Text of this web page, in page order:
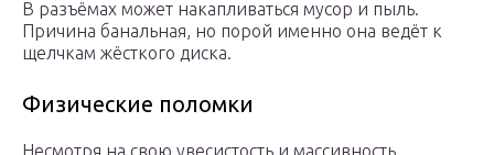
В разъёмах может накапливаться мусор и пыль.
Причина банальная, но порой именно она ведёт к
щелчкам жёсткого диска.
Физические поломки
Несмотря на свою увесистость и массивность,